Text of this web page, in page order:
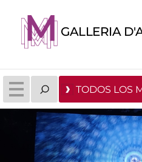
GALLERIA
TODOS LOS